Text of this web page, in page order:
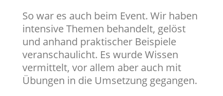
So war es auch beim Event. Wir haben
intensive Themen behandelt, gelöst
und anhand praktischer Beispiele
veranschaulicht. Es wurde Wissen
vermittelt, vor allem aber auch mit
Übungen in die Umsetzung gegangen.